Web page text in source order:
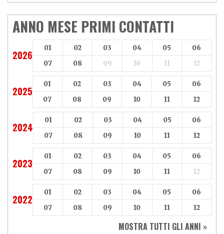
Aeon
Aspes
Axy
Baotian
ANNO MESE PRIMI CONTATTI
2026
01 02 03 04 05
06
07
08 09 10 11 12
2025
01 02 03 04 05
06
07
08 09 10 11 12
2024
01 02 03 04 05
06
07
08 09 10 11 12
2023
01 02 03 04 05
06
07
08 09 10 11 12
2022
01 02 03 04 05
06
07
08 09 10 11 12
MOSTRA TUTTI GLI ANNI »